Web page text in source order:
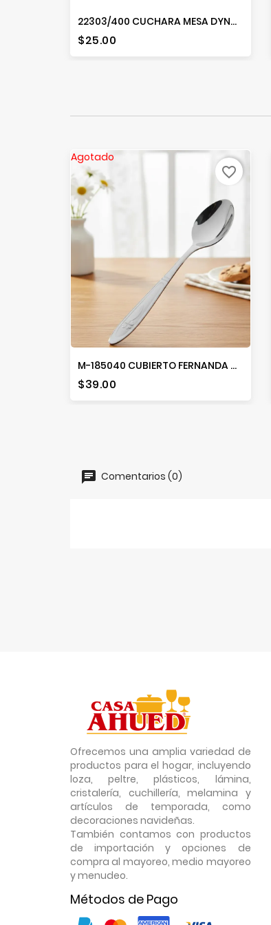
22303/400 CUCHARA MESA DYNAMIC MADERA
Precio
$25.00
Agotado
M-185040 CUBIERTO FERNANDA CUCHARA CAFE 6PZS
Precio
$39.00
favorite_border
Comentarios (0)
Ofrecemos una amplia variedad de
productos para el hogar, incluyendo
loza, peltre, plásticos, lámina,
cristalería, cuchillería, melamina y
artículos de temporada, como
decoraciones navideñas.
También contamos con productos
de importación y opciones de
compra al mayoreo, medio mayoreo
y menudeo.
Métodos de Pago